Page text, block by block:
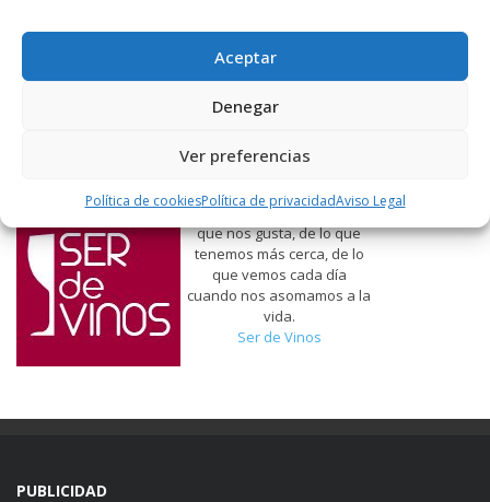
Aceptar
Denegar
Ver preferencias
Política de cookiesPolítica de privacidadAviso Legal
Hablamos de vinos, de lo
que nos gusta, de lo que
tenemos más cerca, de lo
que vemos cada día
cuando nos asomamos a la
vida.
Ser de Vinos
PUBLICIDAD